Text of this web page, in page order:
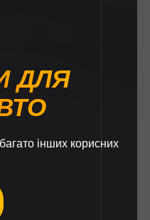
ДЛЯ
інших корисних